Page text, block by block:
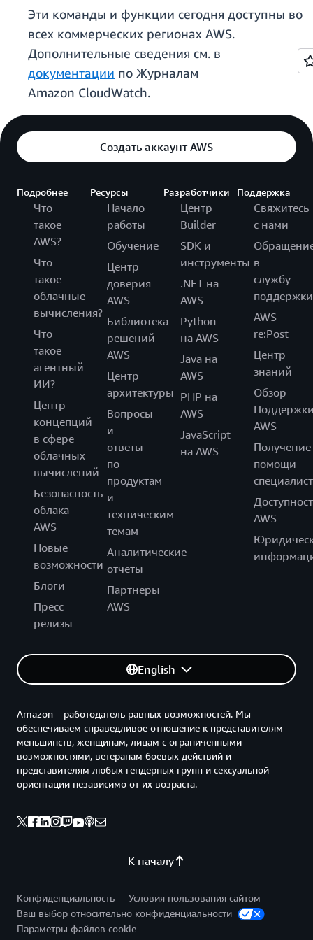
Эти команды и функции сегодня доступны во
всех коммерческих регионах AWS.
Дополнительные сведения см. в
документации по Журналам
Amazon CloudWatch.
Создать аккаунт AWS
Подробнее
Что
такое
AWS?
Что
такое
облачные
вычисления?
Что
такое
агентный
ИИ?
Центр
концепций
в сфере
облачных
вычислений
Безопасность
облака
AWS
Новые
возможности
Блоги
Пресс-
релизы
Ресурсы
Начало
работы
Обучение
Центр
доверия
AWS
Библиотека
решений
AWS
Центр
архитектуры
Вопросы
и
ответы
по
продуктам
и
техническим
темам
Аналитические
отчеты
Партнеры
AWS
Разработчики
Центр
Builder
SDK и
инструменты
.NET на
AWS
Python
на AWS
Java на
AWS
PHP на
AWS
JavaScript
на AWS
Поддержка
Свяжитесь
с нами
в
службу
поддержки
AWS
re:Post
Центр
знаний
Обзор
AWS
Получение
помощи
AWS
English
К началу
Amazon – работодатель равных возможностей. Мы
обеспечиваем справедливое отношение к представителям
меньшинств, женщинам, лицам с ограниченными
возможностями, ветеранам боевых действий и
представителям любых гендерных групп и сексуальной
ориентации независимо от их возраста.
Конфиденциальность
Условия пользования сайтом
Ваш выбор относительно конфиденциальности
Параметры файлов cookie